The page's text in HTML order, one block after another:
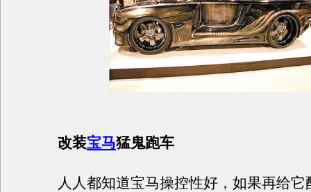
改装宝马猛鬼跑车
人人都知道宝马操控性好，如果再给它